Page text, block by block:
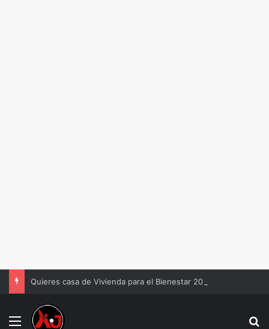
Quieres casa de Vivienda para el Bienestar 2026
Menu